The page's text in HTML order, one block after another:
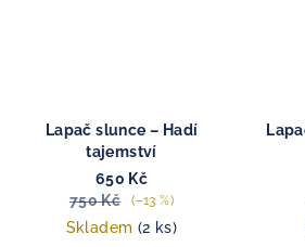
Lapač slunce – Hadí
tajemství
650 Kč
750 Kč
(–13 %)
Skladem (2 ks)